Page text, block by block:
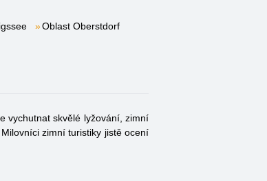
Oblast Oberstdorf
vychutnat skvělé lyžování, zimní
zimní turistiky jistě ocení